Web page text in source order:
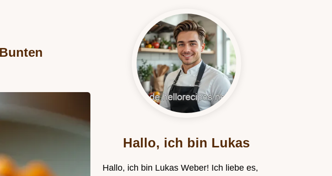
Hallo, ich bin Lukas
Hallo, ich bin Lukas Weber! Ich liebe es,